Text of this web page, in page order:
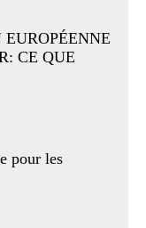
CE QUE
pour les